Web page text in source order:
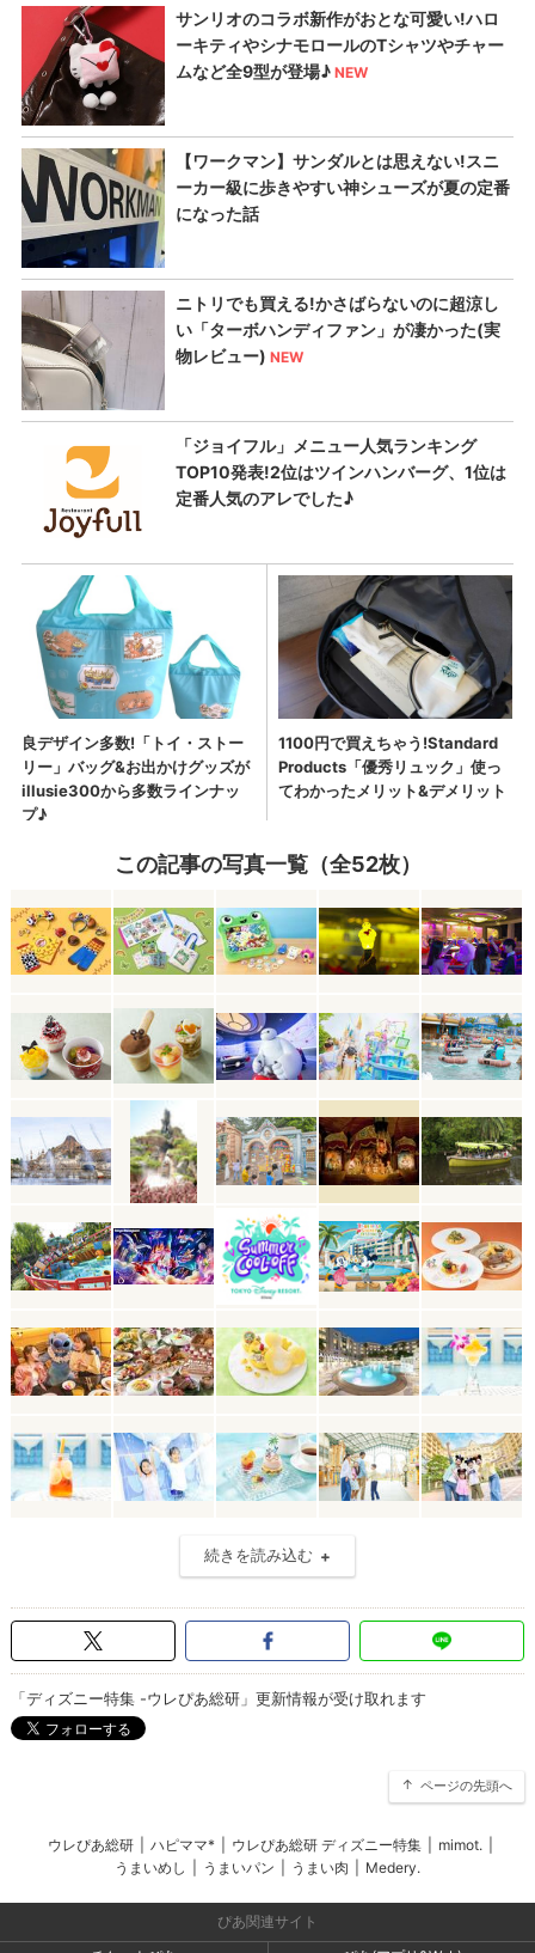
この記事の写真一覧（全52枚）
続きを読み込む
「ディズニー特集 -ウレぴあ総研」更新情報が受け取れます
ページの先頭へ
ウレぴあ総研 ハピママ* ウレぴあ総研 ディズニー特集 mimot.
うまいめし
うまいパン うまい肉 Medery.
ぴあ関連サイト